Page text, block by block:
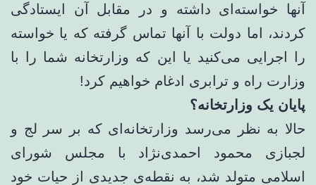
آنها خواسته‌ای داشته و در مقابل آن ایستادگی
کردند، اما دولت با آنها تماس گرفته که یا خواسته
را اجرایی می‌کنید یا این که وزارتخانه شما را با
وزارت راه و ترابری ادغام خواهیم کرد!
پایان یک وزارتخانه؟
حالا به نظر می‌رسد وزارتخانه‌ای که بر سر لج و
لجبازی محمود احمدی‌نژاد با مجلس شورای
اسلامی متولد شد، به نقطه‌ی جدیدی از حیات خود